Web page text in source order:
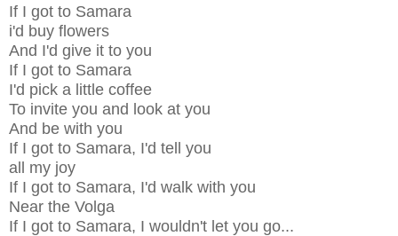
If I got to Samara
i'd buy flowers
And I'd give it to you
If I got to Samara
I'd pick a little coffee
To invite you and look at you
And be with you
If I got to Samara, I'd tell you
all my joy
If I got to Samara, I'd walk with you
Near the Volga
If I got to Samara, I wouldn't let you go...